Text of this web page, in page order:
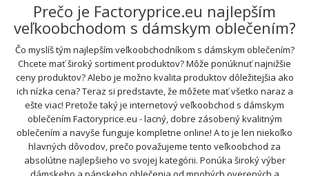
Prečo je Factoryprice.eu najlepším
veľkoobchodom s dámskym oblečením?
Čo myslíš tým najlepším veľkoobchodníkom s dámskym oblečením?
Chcete mať široký sortiment produktov? Môže ponúknuť najnižšie
ceny produktov? Alebo je možno kvalita produktov dôležitejšia ako
ich nízka cena? Teraz si predstavte, že môžete mať všetko naraz a
ešte viac! Pretože taký je internetový veľkoobchod s dámskym
oblečením Factoryprice.eu - lacný, dobre zásobený kvalitným
oblečením a navyše funguje kompletne online! A to je len niekoľko
hlavných dôvodov, prečo považujeme tento veľkoobchod za
absolútne najlepšieho vo svojej kategórii. Ponúka široký výber